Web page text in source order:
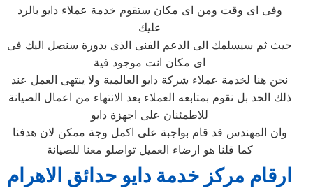
وفى اى وقت ومن اى مكان ستقوم خدمة عملاء دايو بالرد
عليك
حيث ثم سيسلمك الى الدعم الفنى الذى بدورة سنصل اليك فى
اى مكان انت موجود فية
نحن هنا لخدمة عملاء شركة دايو العالمية ولا ينتهى العمل عند
ذلك الحد بل نقوم بمتابعه العملاء بعد الانتهاء من اعمال الصيانة
للاطمئنان على اجهزة دايو
وان المهندس قد قام بواجبة على اكمل وجة ممكن لان هدفنا
كما قلنا هو ارضاء العميل تواصلو معنا للصيانة
ارقام مركز خدمة دايو حدائق الاهرام